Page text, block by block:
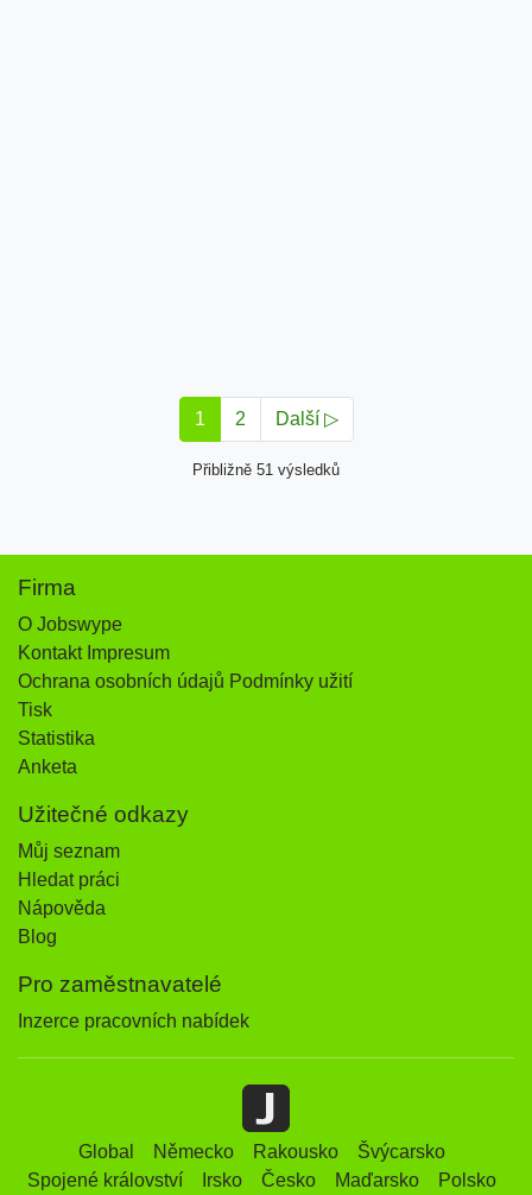
1 2 Další ▷
Přibližně 51 výsledků
Firma
O Jobswype
Kontakt Impresum
Ochrana osobních údajů Podmínky užití
Tisk
Statistika
Anketa
Užitečné odkazy
Můj seznam
Hledat práci
Nápověda
Blog
Pro zaměstnavatelé
Inzerce pracovních nabídek
Global Německo Rakousko
Švýcarsko
Spojené království
Irsko Česko Maďarsko Polsko